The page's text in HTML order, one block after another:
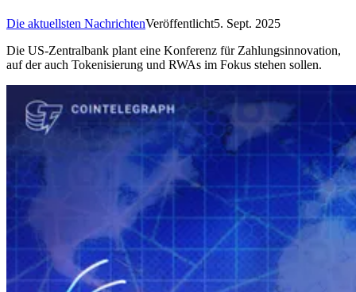
Die aktuellsten NachrichtenVeröffentlicht5. Sept. 2025
Die US-Zentralbank plant eine Konferenz für Zahlungsinnovation,
auf der auch Tokenisierung und RWAs im Fokus stehen sollen.